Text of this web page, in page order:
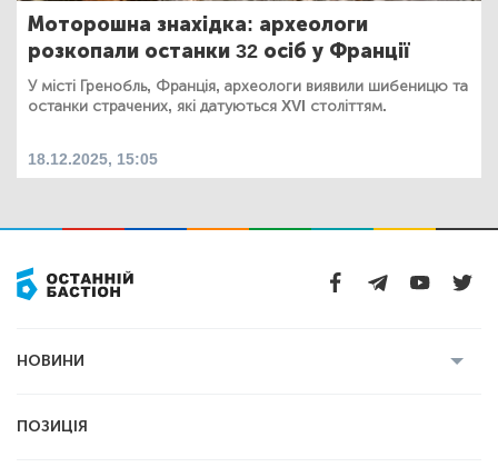
Моторошна знахідка: археологи
розкопали останки 32 осіб у Франції
У місті Гренобль, Франція, археологи виявили шибеницю та
останки страчених, які датуються XVI століттям.
18.12.2025, 15:05
НОВИНИ
ПОЗИЦІЯ